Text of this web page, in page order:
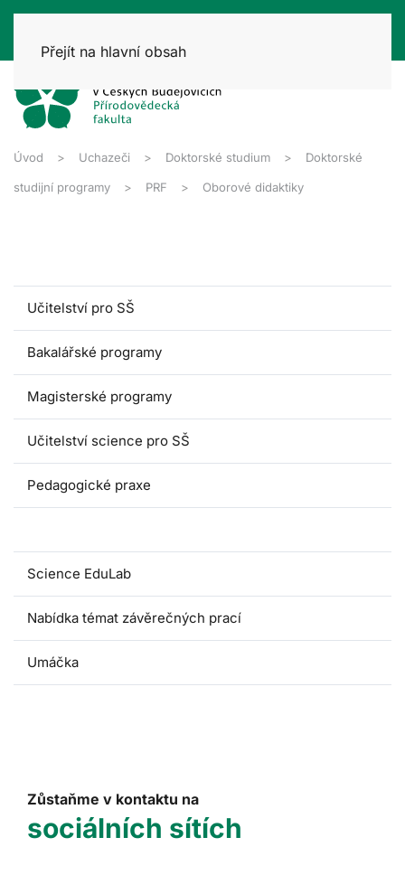
Přejít na hlavní obsah
Úvod Uchazeči Doktorské studium Doktorské
studijní programy PRF Oborové didaktiky
Učitelství pro SŠ
Bakalářské programy
Magisterské programy
Učitelství science pro SŠ
Pedagogické praxe
Science EduLab
Nabídka témat závěrečných prací
Umáčka
Zůstaňme v kontaktu na
sociálních sítích